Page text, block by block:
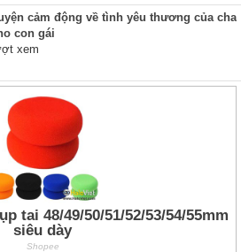
cảm động về tình yêu thương của cha
con gái
xem
tai 48/49/50/51/52/53/54/55mm
siêu dày
Shopee